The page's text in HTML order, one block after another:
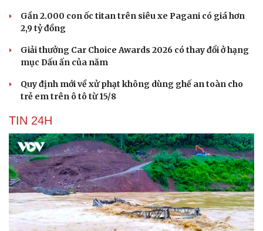
Gần 2.000 con ốc titan trên siêu xe Pagani có giá hơn
2,9 tỷ đồng
Giải thưởng Car Choice Awards 2026 có thay đổi ở hạng
mục Dấu ấn của năm
Quy định mới về xử phạt không dùng ghế an toàn cho
trẻ em trên ô tô từ 15/8
TIN 24H